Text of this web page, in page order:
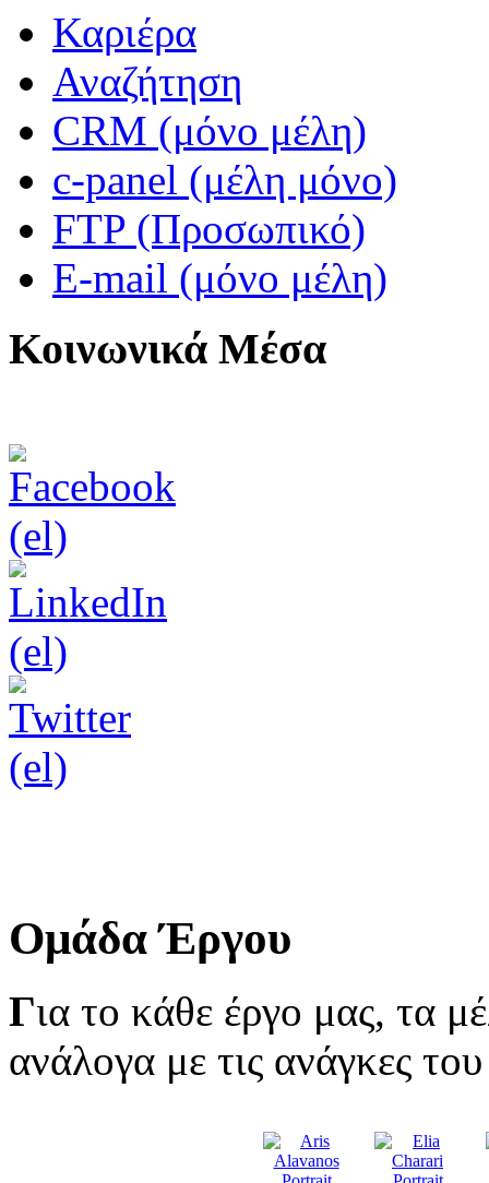
Καριέρα
Αναζήτηση
CRM (μόνο μέλη)
c-panel (μέλη μόνο)
FTP (Προσωπικό)
E-mail (μόνο μέλη)
Κοινωνικά Μέσα
Ομάδα Έργου
Για το κάθε έργο μας, τα
ανάλογα με τις ανάγκες